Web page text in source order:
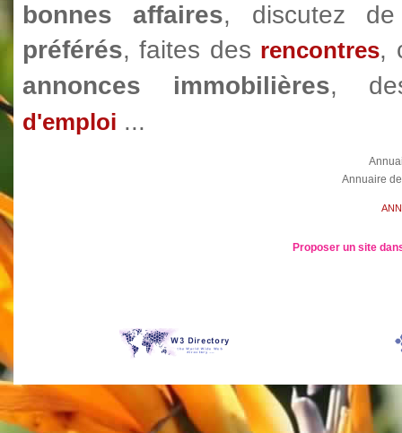
bonnes affaires, discutez
préférés, faites des rencontres,
annonces immobilières,
d'emploi ...
Annuaire
Proposer un site